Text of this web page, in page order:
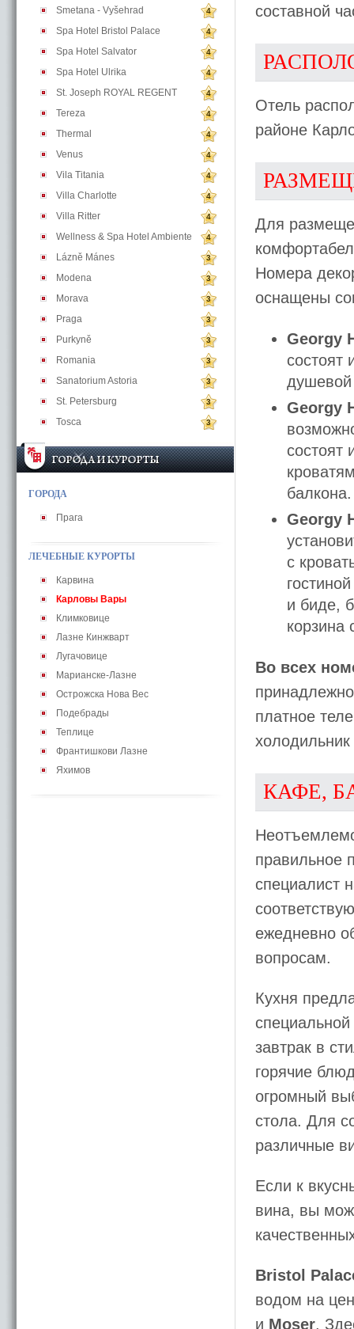
Smetana - Vyšehrad 4
Spa Hotel Bristol Palace 4
Spa Hotel Salvator 4
Spa Hotel Ulrika 4
St. Joseph ROYAL REGENT 4
Tereza 4
Thermal 4
Venus 4
Vila Titania 4
Villa Charlotte 4
Villa Ritter 4
Wellness & Spa Hotel Ambiente 4
Lázně Mánes 3
Modena 3
Morava 3
Praga 3
Purkyně 3
Romania 3
Sanatorium Astoria 3
St. Petersburg 3
Tosca 3
ГОРОДА
Прага
ЛЕЧЕБНЫЕ КУРОРТЫ
Карвина
Карловы Вары
Климковице
Лазне Кинжварт
Лугачовице
Марианске-Лазне
Острожска Нова Вес
Подебрады
Теплице
Франтишкови Лазне
Яхимов
составной
Отель
районе
Для
Номера
оснащены
Georgy
состоят
душевой
Georgy
состоят
балкона.
Georgy
с
и биде,
корзина
Во всех
платное
КАФЕ,
правильное
специалист
ежедневно
вопросам.
Кухня
завтрак в
горячие
огромный
стола. Для
различные
Если к
вина, вы
Bristol
водом на
и Moser.